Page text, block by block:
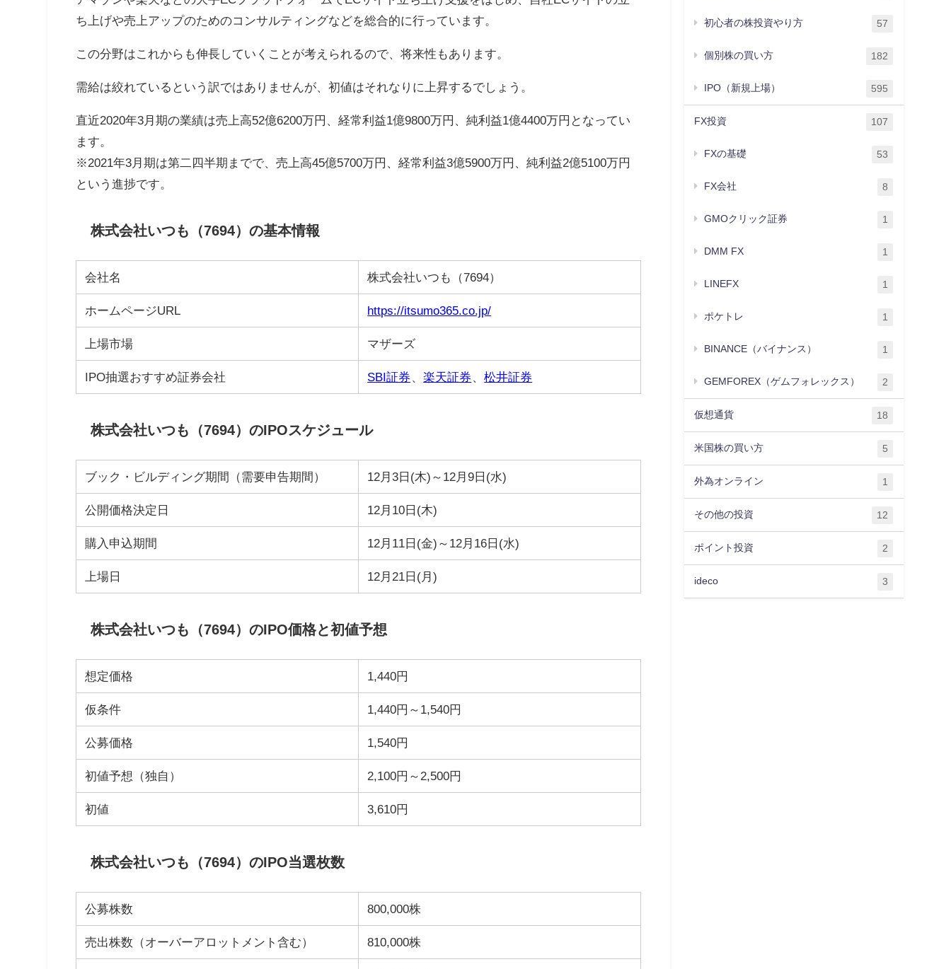
ち上げや売上アップのためのコンサルティングなどを総合的に行っています。
この分野はこれからも伸長していくことが考えられるので、将来性もあります。
需給は絞れているという訳ではありませんが、初値はそれなりに上昇するでしょう。
直近2020年3月期の業績は売上高52億6200万円、経常利益1億9800万円、純利益1億4400万円となってい
ます。
※2021年3月期は第二四半期までで、売上高45億5700万円、経常利益3億5900万円、純利益2億5100万円
という進捗です。
株式会社いつも（7694）の基本情報
会社名 株式会社いつも（7694）
ホームページURL https://itsumo365.co.jp/
上場市場 マザーズ
IPO抽選おすすめ証券会社 SBI証券 、楽天証券 、松井証券
株式会社いつも（7694）のIPOスケジュール
ブック・ビルディング期間（需要申告期間） 12月3日(木)～12月9日(水)
公開価格決定日 12月10日(木)
購入申込期間 12月11日(金)～12月16日(水)
上場日 12月21日(月)
株式会社いつも（7694）のIPO価格と初値予想
想定価格 1,440円
仮条件 1,440円～1,540円
公募価格 1,540円
初値予想（独自） 2,100円～2,500円
初値 3,610円
株式会社いつも（7694）のIPO当選枚数
公募株数 800,000株
売出株数（オーバーアロットメント含む） 810,000株
初心者の株投資やり方 57
個別株の買い方 182
IPO（新規上場） 595
FX投資 107
FXの基礎 53
FX会社 8
GMOクリック証券 1
DMM FX 1
LINEFX 1
ポケトレ 1
BINANCE（バイナンス） 1
GEMFOREX（ゲムフォレックス） 2
仮想通貨 18
米国株の買い方 5
外為オンライン 1
その他の投資 12
ポイント投資 2
ideco 3